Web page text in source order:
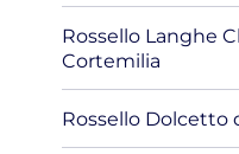
Rossello Langhe
Cortemilia
Rossello Dolcetto